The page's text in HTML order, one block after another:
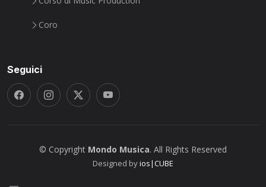
Coro
Seguici
© Copyright Mondo Musica. All Rights Reserved
Designed byios|CUBE